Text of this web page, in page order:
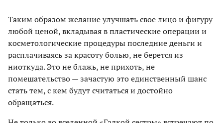
Таким образом желание улучшать свое лицо и фигуру
любой ценой, вкладывая в пластические операции и
косметологические процедуры последние деньги и
расплачиваясь за красоту болью, не берется из
ниоткуда. Это не блажь, не прихоть, не
помешательство — зачастую это единственный шанс
стать тем, с кем будут считаться и достойно
обращаться.